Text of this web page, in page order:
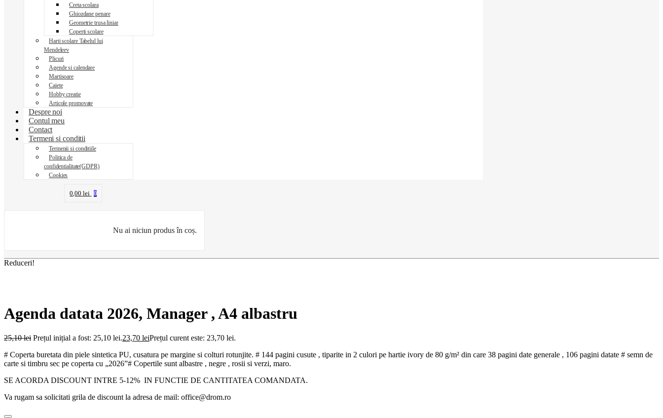
Creta scolara
Ghiozdane penare
Geometrie trusa liniar
Coperti scolare
Harti scolare Tabelul lui
Mendeleev
Plicuri
Agende si calendare
Martisoare
Caiete
Hobby creatie
Articole promovate
Despre noi
Contul meu
Contact
Termeni si conditii
Termenii si conditiile
Politica de
confidentialitate(GDPR)
Cookies
0,00lei 0
Nu ai niciun produs în coș.
Reduceri!
Agenda datata 2026, Manager , A4 albastru
25,10lei Prețul inițial a fost: 25,10 lei.23,70 leiPrețul curent este: 23,70 lei.
# Coperta buretata din piele sintetica PU, cusatura pe margine si colturi rotunjite. # 144 pagini cusute , tiparite in 2 culori pe hartie ivory de 80 g/m² din care 38 pagini date generale , 106 pagini datate # semn de
carte si timbru sec pe coperta cu „2026”# Copertile sunt albastre , negre , rosii si verzi, maro.
SE ACORDA DISCOUNT INTRE 5-12% IN FUNCTIE DE CANTITATEA COMANDATA.
Va rugam sa solicitati grila de discount la adresa de mail: office@drom.ro